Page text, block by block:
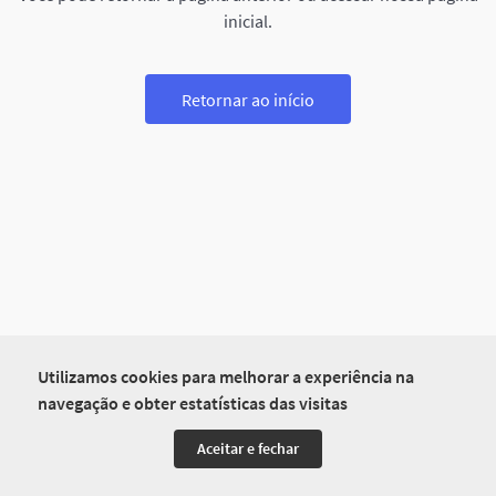
Utilizamos cookies para melhorar a experiência na
navegação e obter estatísticas das visitas
Aceitar e fechar
inicial.
Retornar ao início